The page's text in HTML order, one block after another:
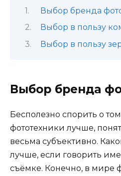
Выбор бренда
Выбор в пользу
Выбор в пользу
Выбор бренда
Бесполезно спорить о
фототехники лучше,
весьма субъективно.
лучше, если говорить
съёмке. Конечно, в мире